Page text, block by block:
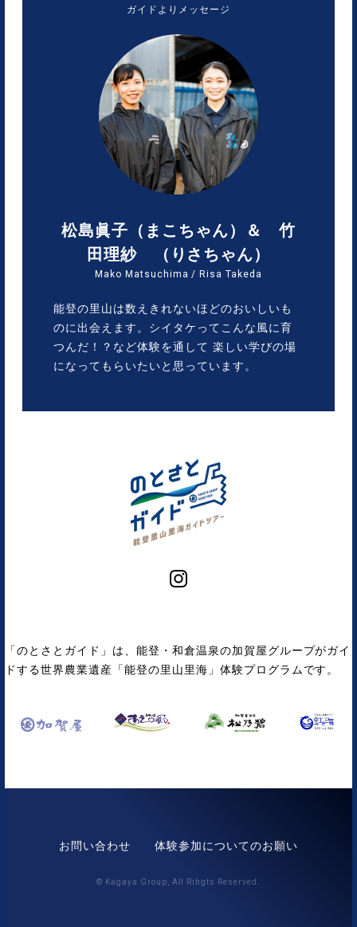
ガイドよりメッセージ
松島眞子（まこちゃん）＆ 竹
田理紗 （りさちゃん）
Mako Matsuchima / Risa Takeda
能登の里山は数えきれないほどのおいしいも
のに出会えます。シイタケってこんな風に育
つんだ！？など体験を通して 楽しい学びの場
になってもらいたいと思っています。
「のとさとガイド」は、能登・和倉温泉の加賀屋グループがガイ
ドする世界農業遺産「能登の里山里海」体験プログラムです。
お問い合わせ 体験参加についてのお願い
© Kagaya Group, All Rihgts Reserved.